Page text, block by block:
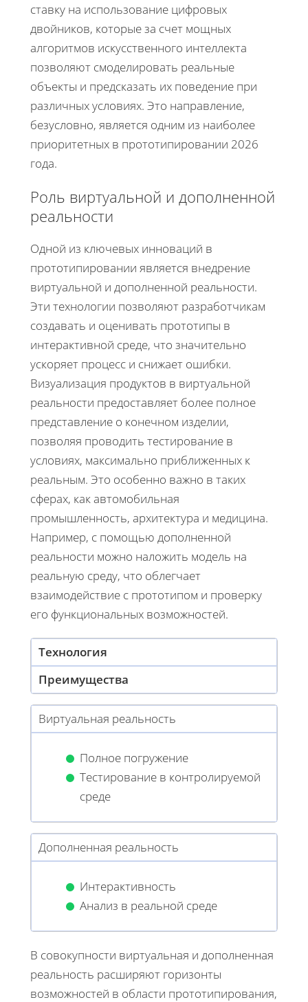
ставку на использование цифровых
двойников, которые за счет мощных
алгоритмов искусственного интеллекта
позволяют смоделировать реальные
объекты и предсказать их поведение при
различных условиях. Это направление,
безусловно, является одним из наиболее
приоритетных в прототипировании 2026
года.
Роль виртуальной и дополненной
реальности
Одной из ключевых инноваций в
прототипировании является внедрение
виртуальной и дополненной реальности.
Эти технологии позволяют разработчикам
создавать и оценивать прототипы в
интерактивной среде, что значительно
ускоряет процесс и снижает ошибки.
Визуализация продуктов в виртуальной
реальности предоставляет более полное
представление о конечном изделии,
позволяя проводить тестирование в
условиях, максимально приближенных к
реальным. Это особенно важно в таких
сферах, как автомобильная
промышленность, архитектура и медицина.
Например, с помощью дополненной
реальности можно наложить модель на
реальную среду, что облегчает
взаимодействие с прототипом и проверку
его функциональных возможностей.
Технология
Преимущества
Виртуальная реальность
Полное погружение
Тестирование в контролируемой
среде
Дополненная реальность
Интерактивность
Анализ в реальной среде
В совокупности виртуальная и дополненная
реальность расширяют горизонты
возможностей в области прототипирования,